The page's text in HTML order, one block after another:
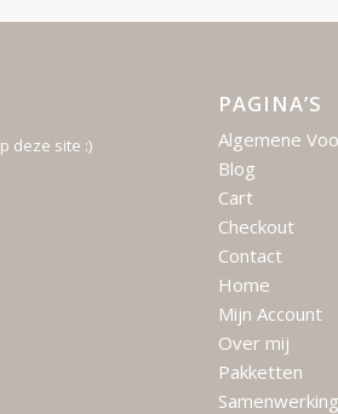
deze site :)
PAGINA’S
Algemene
Blog
Cart
Checkout
Contact
Home
Mijn Account
Over mij
Pakketten
Samenwerking